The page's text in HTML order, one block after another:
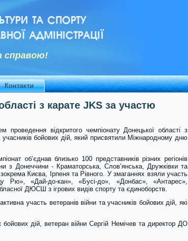
ТА СПОРТУ
АДМІНІСТРАЦІЇ
справою!
Контакти
з карате JKS за участю
проведення відкритого чемпіонату Донецької області з
учасників бойових дій, який присвятили Міжнародному дню
об’єднав близько 100 представників різних регіонів
з Донеччини - Краматорська, Слов’янська, Дружківки та
Києва, Ірпеня та Рівного. У змаганнях взяли участь
Рю», «Дай-до-кан», «Бусі-до», «Донбас», «Антарес»,
ДЮСШ з ігрових видів спорту та єдиноборств.
участь ветеранів війни та учасників бойових дій, які
дій, ветеран війни Сергій Немічев та директор ДО